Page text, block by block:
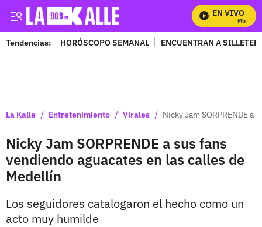
EN VIVO
Mira
Tendencias: HORÓSCOPO SEMANAL ENCUENTRAN A
La Kalle / Entretenimiento / Virales / Nicky Jam SORPRENDE
Nicky Jam SORPRENDE a sus fans
vendiendo aguacates en las calles de
Medellín
Los seguidores catalogaron el hecho como un
acto muy humilde